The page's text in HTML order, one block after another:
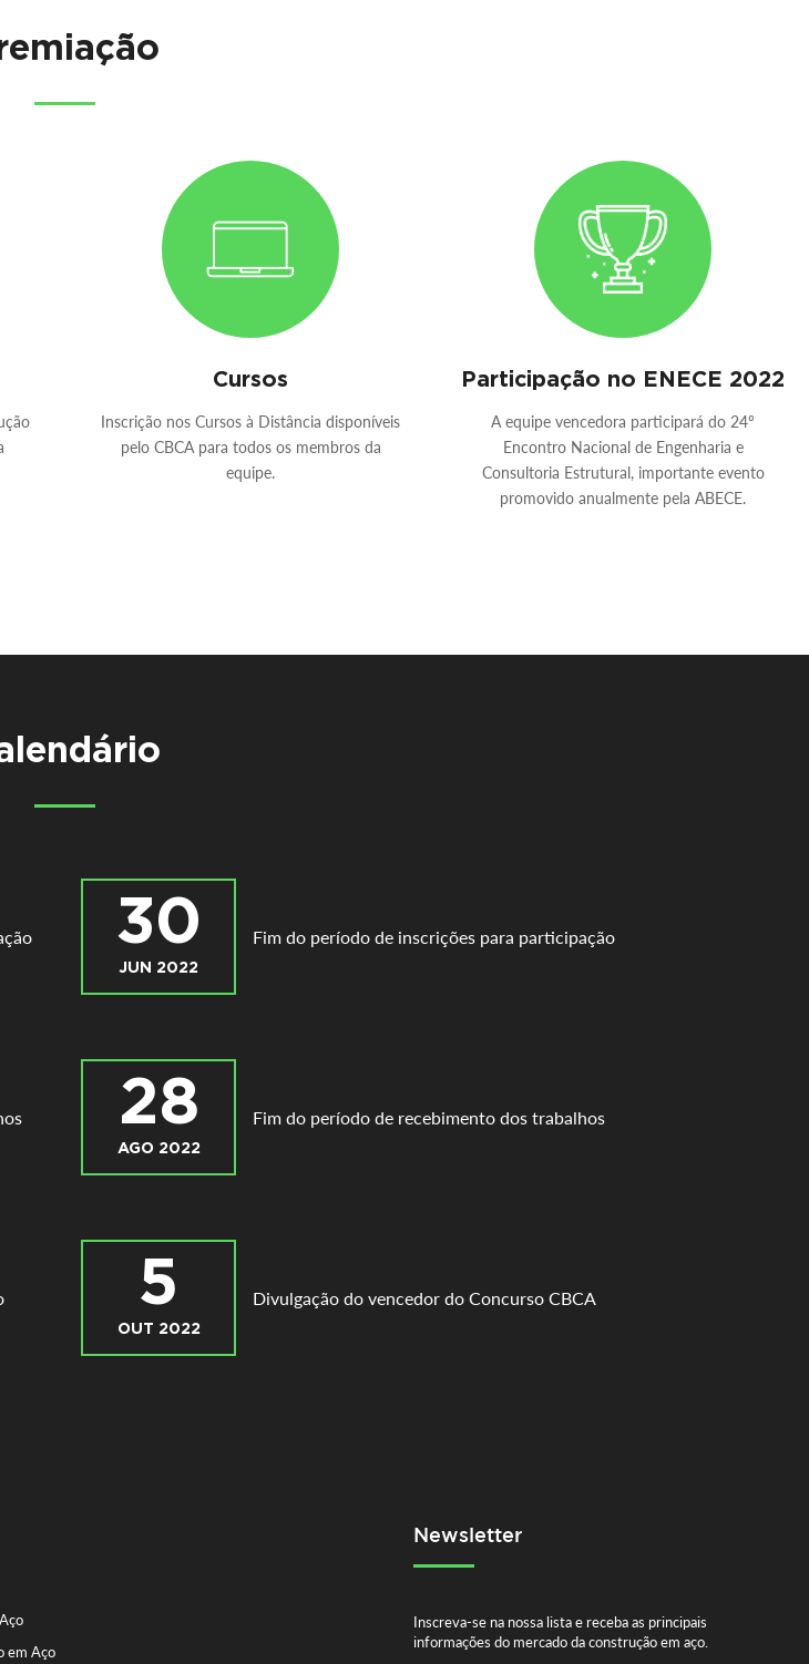
Cursos
Inscrição nos Cursos à Distância disponíveis
pelo CBCA para todos os membros da
equipe.
Participação no ENECE 2022
A equipe vencedora participará do 24º
Encontro Nacional de Engenharia e
Consultoria Estrutural, importante evento
promovido anualmente pela ABECE.
30
JUN 2022
Fim do período de inscrições para participação
28
AGO 2022
Fim do período de recebimento dos trabalhos
5
OUT 2022
Divulgação do vencedor do Concurso CBCA
em Aço
Newsletter
Inscreva-se na nossa lista e receba as principais
informações do mercado da construção em aço.